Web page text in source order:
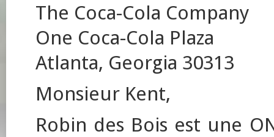
The Coca-Cola Company
One Coca-Cola Plaza
Atlanta, Georgia 30313
Monsieur Kent,
Robin des Bois est une